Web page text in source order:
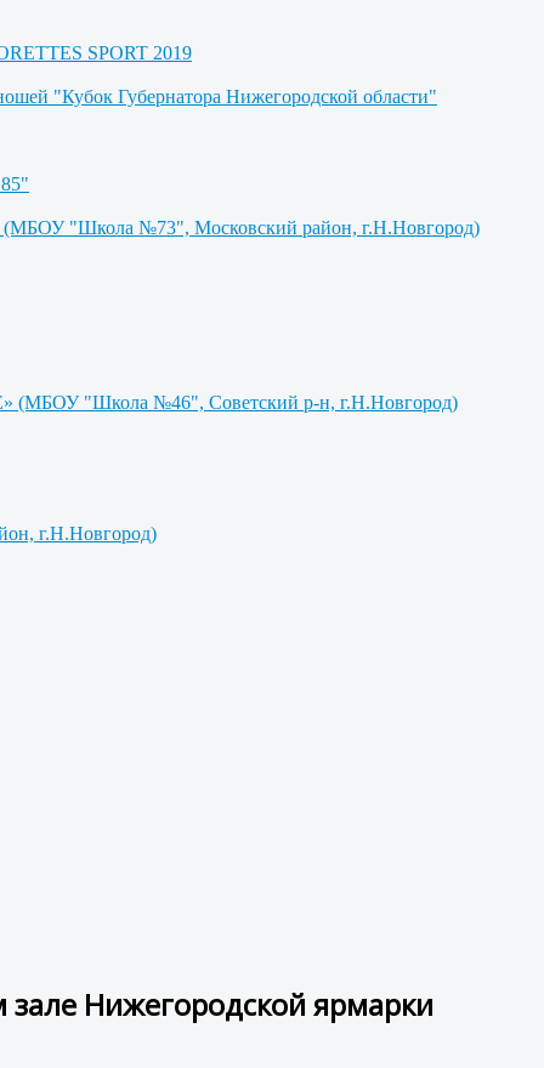
SPORT 2019
"Кубок Губернатора Нижегородской области"
"Школа №73", Московский район, г.Н.Новгород)
(МБОУ "Школа №46", Советский р-н, г.Н.Новгород)
г.Н.Новгород)
Нижегородской ярмарки